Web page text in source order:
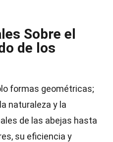
Sobre el
de los
formas geométricas;
naturaleza y la
de las abejas hasta
su eficiencia y